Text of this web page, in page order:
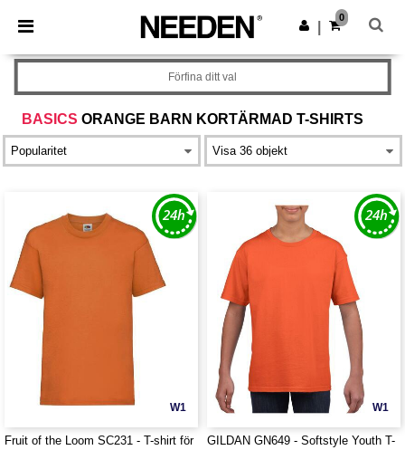
× Needen-app
Bättre priser i appen!
Hämta app
0
BASICS ORANGE BARN KORTÄRMAD T-SHIRTS
Förfina ditt val
W1
Fruit of the Loom SC231 - T-shirt för
W1
GILDAN GN649 - Softstyle Youth T-